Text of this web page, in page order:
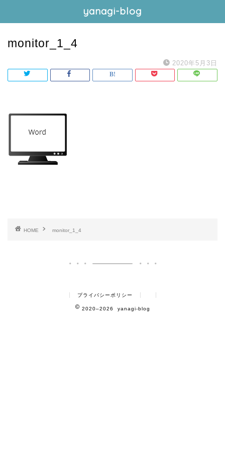
yanagi-blog
monitor_1_4
2020年5月3日
HOME monitor_1_4
プライバシーポリシー
2020–2026 yanagi-blog